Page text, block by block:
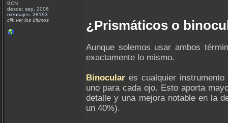
BCN
desde: sep, 2006
mensajes: 28193
clik ver los últimos
¿Prismáticos o
Aunque solemos usar ambos
exactamente lo mismo.
Binocular es cualquier
uno para cada ojo. Esto aporta
detalle y una mejora notable en la
un 40%).